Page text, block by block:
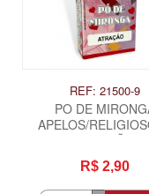
REF: 21500-9
PO DE
APELOS/
ATRAÇÃO
R$ 2,90